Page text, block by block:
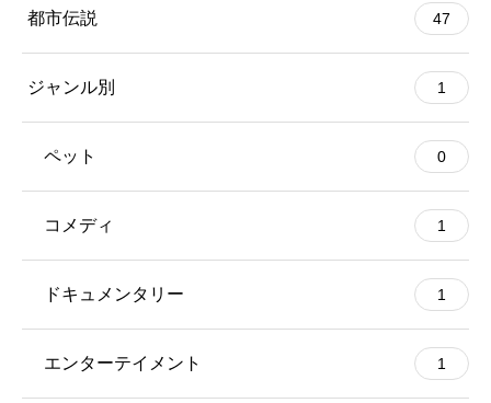
都市伝説 47
ジャンル別 1
ペット 0
コメディ 1
ドキュメンタリー 1
エンターテイメント 1